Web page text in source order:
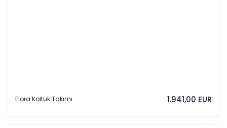
Elora Koltuk Takımı 1.941,00 EUR